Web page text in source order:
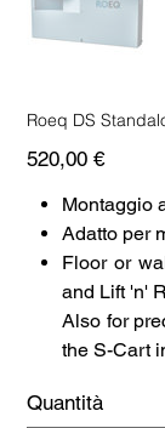
Roeq DS
Prezzo
520,00 €
Montaggio
Adatto per
Floor or
and Lift 'n'
Also for
the S-Cart
Quantità